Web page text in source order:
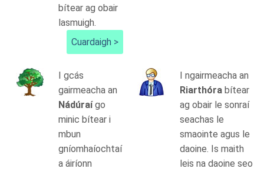
bítear ag obair
lasmuigh.
Cuardaigh >
I gcás
gairmeacha an
Nádúraígo
minic bítear i
mbun
gníomhaíochtaí
a áiríonn
I ngairmeacha an
Riarthóra bítear
ag obair le sonraí
seachas le
smaointe agus le
daoine. Is maith
leis na daoine seo